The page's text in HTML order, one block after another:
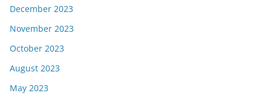
December 2023
November 2023
October 2023
August 2023
May 2023